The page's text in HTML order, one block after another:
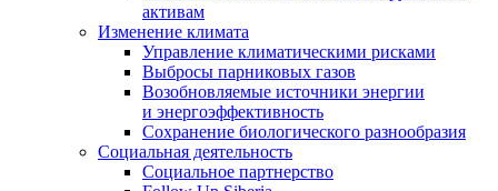
активам
Изменение климата
Управление климатическими рисками
Выбросы парниковых газов
Возобновляемые источники энергии
и энергоэффективность
Сохранение биологического разнообразия
Социальная деятельность
Социальное партнерство